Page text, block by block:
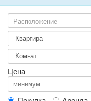
Расположение
Цена